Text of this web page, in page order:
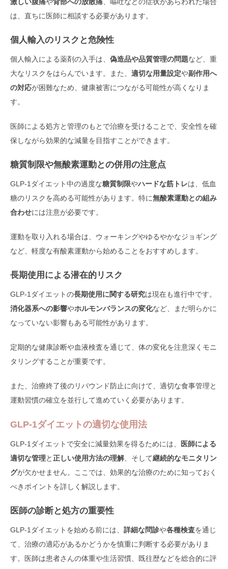
は、直ちに医師に相談する必要があります。
個人輸入のリスクと危険性
個人輸入による薬剤の入手は、 偽造品や品質管理の問題など、重
大なリスクをはらんでいます。また、 適切な用量設定や副作用へ
の対応が困難なため、健康被害につながる可能性が高くなりま
す。
医師による処方と管理のもとで治療を受けることで、安全性を確
保しながら効果的な減量を目指すことができます。
糖質制限や無酸素運動との併用の注意点
GLP-1ダイエット中の過度な糖質制限やハードな筋トレは、低血
糖のリスクを高める可能性があります。特に無酸素運動との組み
合わせには注意が必要です。
運動を取り入れる場合は、ウォーキングやゆるやかなジョギング
など、軽度な有酸素運動から始めることをおすすめします。
長期使用による潜在的リスク
GLP-1ダイエットの長期使用に関する研究は現在も進行中です。
消化器系への影響やホルモンバランスの変化など、まだ明らかに
なっていない影響もある可能性があります。
定期的な健康診断や血液検査を通じて、体の変化を注意深くモニ
タリングすることが重要です。
また、治療終了後のリバウンド防止に向けて、適切な食事管理と
運動習慣の確立を並行して進めていく必要があります。
GLP-1ダイエットの適切な使用法
GLP-1ダイエットで安全に減量効果を得るためには、 医師による
適切な管理と正しい使用方法の理解、そして継続的なモニタリン
グが欠かせません。ここでは、効果的な治療のために知っておく
べきポイントを詳しく解説します。
医師の診断と処方の重要性
GLP-1ダイエットを始める前には、 詳細な問診や各種検査を通じ
て、治療の適応があるかどうかを慎重に判断する必要がありま
す。医師は患者さんの体重や生活習慣、既往歴などを総合的に評